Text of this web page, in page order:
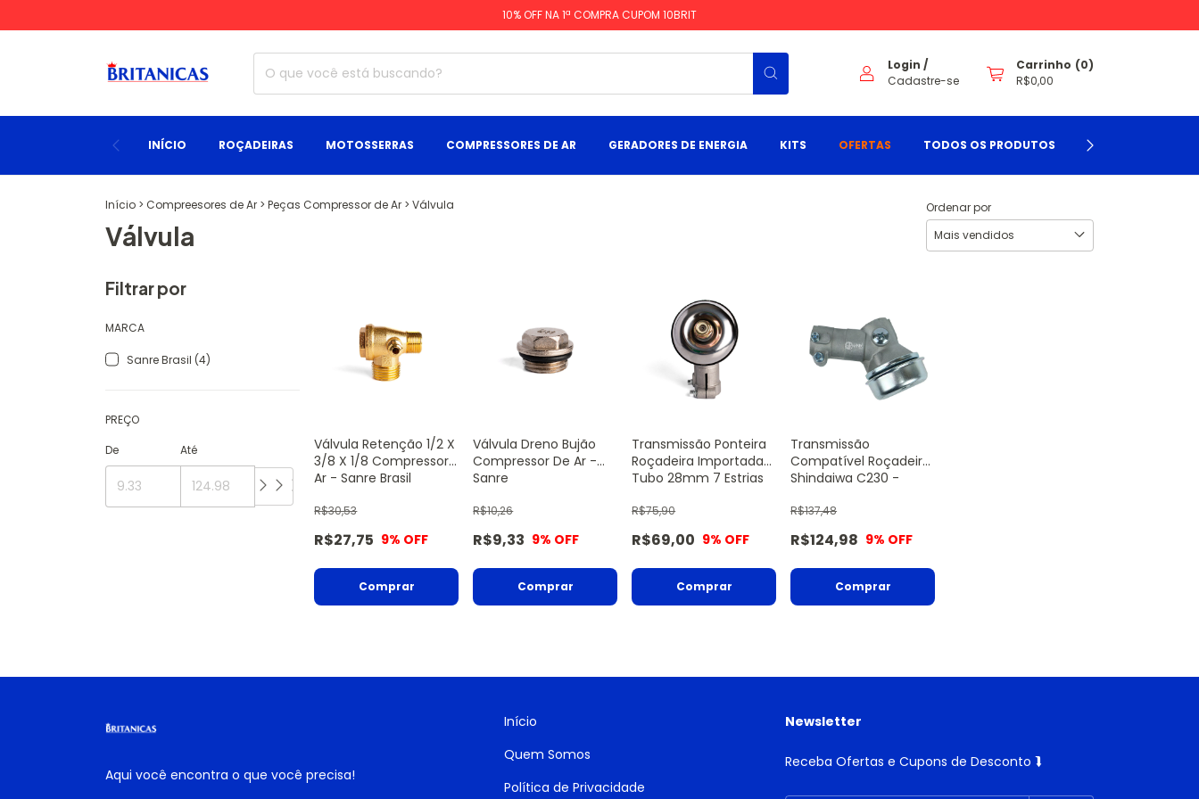
10% OFF NA 1ª COMPRA CUPOM 10BRIT
Login /
Cadastre-se
Carrinho (0)
R$0,00
INÍCIO ROÇADEIRAS MOTOSSERRAS COMPRESSORES DE AR GERADORES DE ENERGIA KITS OFERTAS TODOS OS PRODUTOS BLOG
Início > Compreesores de Ar > Peças Compressor de Ar > Válvula
Válvula
Ordenar por
Filtrar por
MARCA
Sanre Brasil (4)
PREÇO
De
Até
Válvula Retenção 1/2 X
3/8 X 1/8 Compressor
Ar - Sanre Brasil
R$27,75
R$30,53
9% OFF
Válvula Dreno Bujão
Compressor De Ar -
Sanre
R$9,33
R$10,26
9% OFF
Transmissão Ponteira
Roçadeira Importada
Tubo 28mm 7 Estrias
R$69,00
R$75,90
9% OFF
Transmissão
Compatível Roçadeira
Shindaiwa C230 -
R$124,98
R$137,48
9% OFF
Aqui você encontra o que você precisa!
Início
Quem Somos
Política de Privacidade
Newsletter
Receba Ofertas e Cupons de Desconto ⮯